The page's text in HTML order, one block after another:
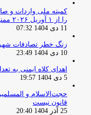
کمیته ملی واردات و
را از ۱ آوریل ۲۰۲۶ ممنوع کرد
11 دی 1404 07:32
زنگ خطر تصادفات
10 دی 1404 23:49
اهدای کلاه ایمنی به
5 دی 1404 19:57
حجت‌الاسلام و
قانون نیست
25 آذر 1404 20:40